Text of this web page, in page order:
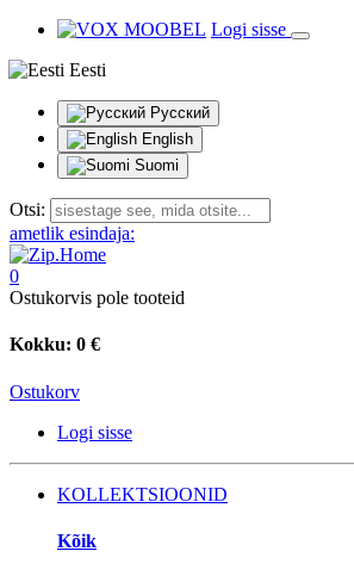
Logi sisse
Eesti
Русский
English
Suomi
Otsi:
ametlik esindaja:
0
Ostukorvis pole tooteid
Kokku: 0 €
Ostukorv
Logi sisse
KOLLEKTSIOONID
Kõik